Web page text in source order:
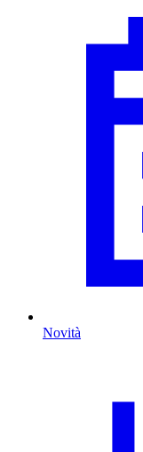
Novità